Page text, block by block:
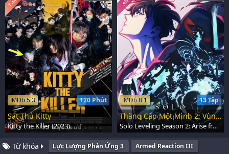
120 Phút
IMDb 5.3
Sát Thủ Kitty
Kitty the Killer (2023)
13 Tập
IMDb 8.1
Thăng Cấp Một Mình 2: Vùng Lên Từ Bóng Tối
Solo Leveling Season 2: Arise from the Shadow (2025)
Từ khóa Lực Lượng Phản Ứng 3 Armed Reaction III